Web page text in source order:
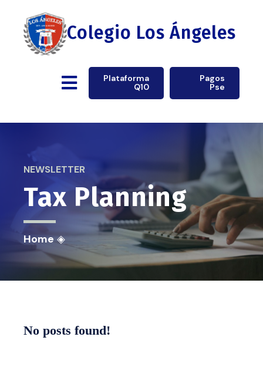
Colegio Los Ángeles
Plataforma
Q10
Pagos
Pse
NEWSLETTER
Tax Planning
Home ◈
No posts found!